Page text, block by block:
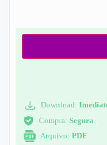
Download:
Compra: Segura
Arquivo: PDF